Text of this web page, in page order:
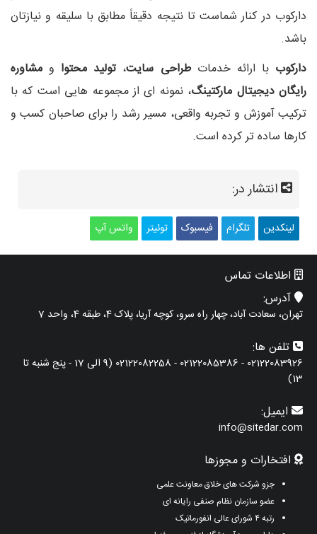
دارکوب در کنار شماست تا نتیجه دقیقاً مطابق با سلیقه و نیازتان
باشد.
دارکوب با ارائه خدماتطراحی سایت، تولید محتوا و مشاوره
رایگان دیجیتال مارکتینگ، نمونه‌ ای از مجموعه‌ هایی است که با
ترکیب آموزش و تجربه واقعی، مسیر رشد را برای صاحبان کسب‌ و
کارها ساده‌ تر کرده است.
انتشار در:
لینکدین تلگرام فیسبوک توئیتر واتس آپ
اطلاعات تماس
آدرس:
تهران، سعادت آباد، چهار راه سرو، کوچه آریا، پلاک 4، طبقه 4، واحد 7
تلفن ها:
02122083926 - 02122085386 - 02122082258 (9 الی 17 - پنج شنبه تا
13)
ایمیل:
info@sitedar.com
افتخارات و مجوزها
جزو شرکت های خلاق معاونت علمی
عضو سازمان نظام صنفی رایانه ای
رتبه ۴ شورای عالی انفورماتیک